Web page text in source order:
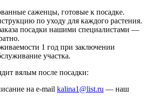
саженцы, готовые к посадке.
по уходу для каждого растения.
посадки нашими специалистами —
1 год при заключении
участка.
вялым после посадки:
на e-mail kalina1@list.ru — наш